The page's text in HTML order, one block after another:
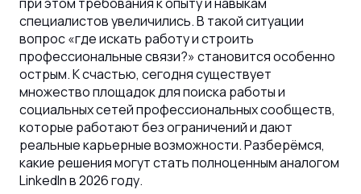
специалистов увеличились. В такой ситуации
вопрос «где искать работу и строить
профессиональные связи?» становится особенно
острым. К счастью, сегодня существует
множество площадок для поиска работы и
социальных сетей профессиональных сообществ,
которые работают без ограничений и дают
реальные карьерные возможности. Разберёмся,
какие решения могут стать полноценным аналогом
LinkedIn в 2026 году.